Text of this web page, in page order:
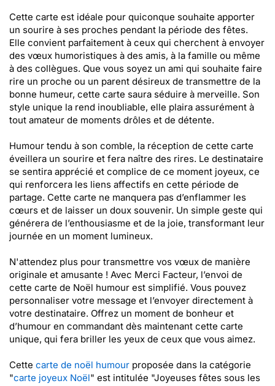
Cette carte est idéale pour quiconque souhaite apporter
un sourire à ses proches pendant la période des fêtes.
Elle convient parfaitement à ceux qui cherchent à envoyer
des vœux humoristiques à des amis, à la famille ou même
à des collègues. Que vous soyez un ami qui souhaite faire
rire un proche ou un parent désireux de transmettre de la
bonne humeur, cette carte saura séduire à merveille. Son
style unique la rend inoubliable, elle plaira assurément à
tout amateur de moments drôles et de détente.
Humour tendu à son comble, la réception de cette carte
éveillera un sourire et fera naître des rires. Le destinataire
se sentira apprécié et complice de ce moment joyeux, ce
qui renforcera les liens affectifs en cette période de
partage. Cette carte ne manquera pas d’enflammer les
cœurs et de laisser un doux souvenir. Un simple geste qui
générera de l’enthousiasme et de la joie, transformant leur
journée en un moment lumineux.
N'attendez plus pour transmettre vos vœux de manière
originale et amusante ! Avec Merci Facteur, l’envoi de
cette carte de Noël humour est simplifié. Vous pouvez
personnaliser votre message et l’envoyer directement à
votre destinataire. Offrez un moment de bonheur et
d’humour en commandant dès maintenant cette carte
unique, qui fera briller les yeux de ceux que vous aimez.
Cette carte de noël humour proposée dans la catégorie
"carte joyeux Noël" est intitulée "Joyeuses fêtes sous les